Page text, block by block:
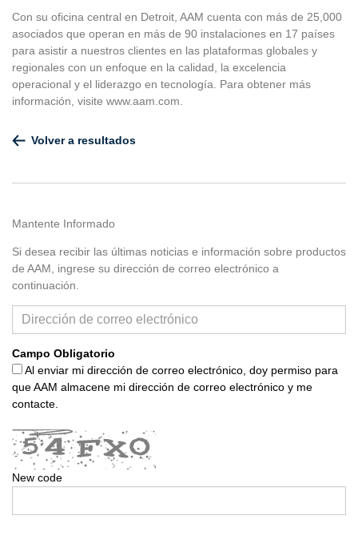
Con su oficina central en Detroit, AAM cuenta con más de 25,000
asociados que operan en más de 90 instalaciones en 17 países
para asistir a nuestros clientes en las plataformas globales y
regionales con un enfoque en la calidad, la excelencia
operacional y el liderazgo en tecnología. Para obtener más
información, visite www.aam.com.
Volver a resultados
Mantente Informado
Si desea recibir las últimas noticias e información sobre productos
de AAM, ingrese su dirección de correo electrónico a
continuación.
Campo Obligatorio
Al enviar mi dirección de correo electrónico, doy permiso para
que AAM almacene mi dirección de correo electrónico y me
contacte.
New code